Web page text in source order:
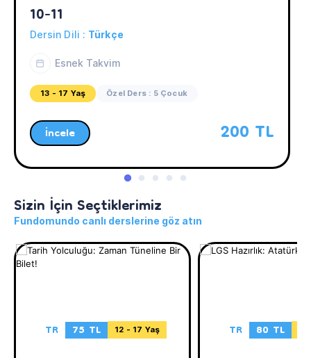
10-11
Dersin Dili : Türkçe
Esnek Takvim
13 - 17 Yaş Özel Ders : 5 Çocuk
İncele 200 TL
Sizin İçin Seçtiklerimiz
Fundomundo canlı derslerine göz atın
TR 75 TL 12 - 17 Yaş TR 80 TL